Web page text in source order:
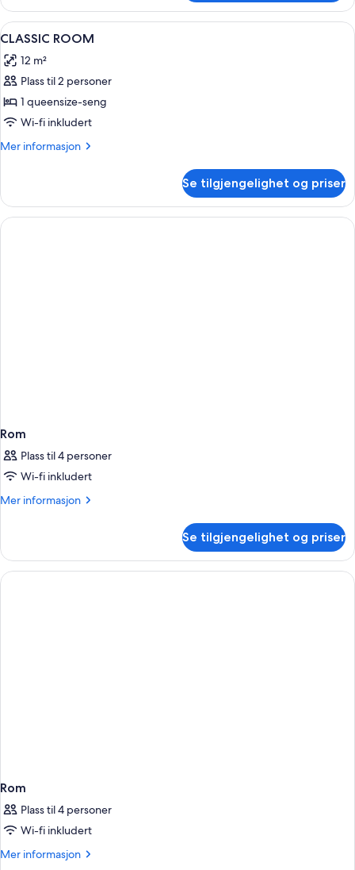
–
deluxe
Åpne
alle
bildene
av
CLASSIC
ROOM
Sengetøy av topp kvalitet, safe på
13
CLASSIC ROOM
12 m²
Plass til 2 personer
1 queensize-seng
Wi-fi inkludert
Mer informasjon
Mer
ROOM
Se tilgjengelighet og priser
Rom
Plass til 4 personer
Wi-fi inkludert
Mer informasjon
Mer
Se tilgjengelighet og priser
Rom
Plass til 4 personer
Wi-fi inkludert
Mer informasjon
Mer